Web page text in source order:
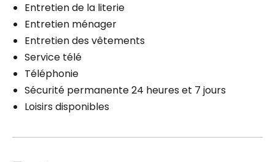
Entretien de la literie
Entretien ménager
Entretien des vêtements
Service télé
Téléphonie
Sécurité permanente 24 heures et 7 jours
Loisirs disponibles